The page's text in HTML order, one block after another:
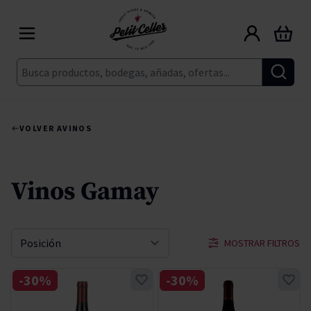
Buscar
Carrito
VOLVER AVINOS
Vinos Gamay
MOSTRAR FILTROS
Ordenar por
-30% -30%